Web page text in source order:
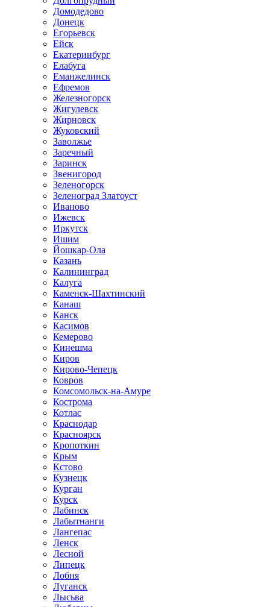
Домодедово
Донецк
Егорьевск
Ейск
Екатеринбург
Елабуга
Еманжелинск
Ефремов
Железногорск
Жигулевск
Жирновск
Жуковский
Заволжье
Заречный
Заринск
Звенигород
Зеленогорск
Зеленоград Златоуст
Иваново
Ижевск
Иркутск
Ишим
Йошкар-Ола
Казань
Калининград
Калуга
Каменск-Шахтинский
Канаш
Канск
Касимов
Кемерово
Кинешма
Киров
Кирово-Чепецк
Ковров
Комсомольск-на-Амуре
Кострома
Котлас
Краснодар
Красноярск
Кропоткин
Крым
Кстово
Кузнецк
Курган
Курск
Лабинск
Лабытнанги
Лангепас
Ленск
Лесной
Липецк
Лобня
Луганск
Лысьва